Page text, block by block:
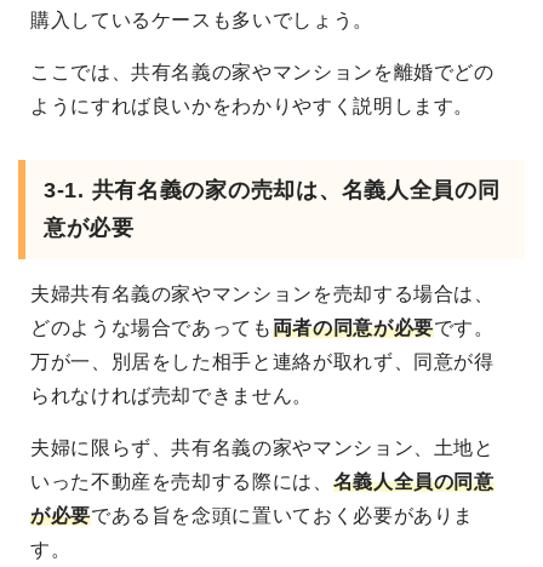
購入しているケースも多いでしょう。
ここでは、共有名義の家やマンションを離婚でどの
ようにすれば良いかをわかりやすく説明します。
3-1. 共有名義の家の売却は、名義人全員の同
意が必要
夫婦共有名義の家やマンションを売却する場合は、
どのような場合であっても両者の同意が必要です。
万が一、別居をした相手と連絡が取れず、同意が得
られなければ売却できません。
夫婦に限らず、共有名義の家やマンション、土地と
いった不動産を売却する際には、 名義人全員の同意
が必要である旨を念頭に置いておく必要がありま
す。